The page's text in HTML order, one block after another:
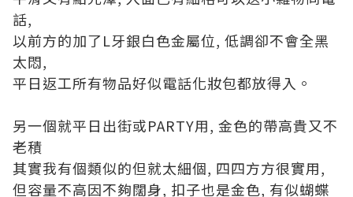
話,
以前方的加了L牙銀白色金屬位, 低調卻不會全黑
太悶,
平日返工所有物品好似電話化妝包都放得入。
另一個就平日出街或PARTY用, 金色的帶高貴又不
老積
其實我有個類似的但就太細個, 四四方方很實用,
但容量不高因不夠闊身, 扣子也是金色, 有似蝴蝶